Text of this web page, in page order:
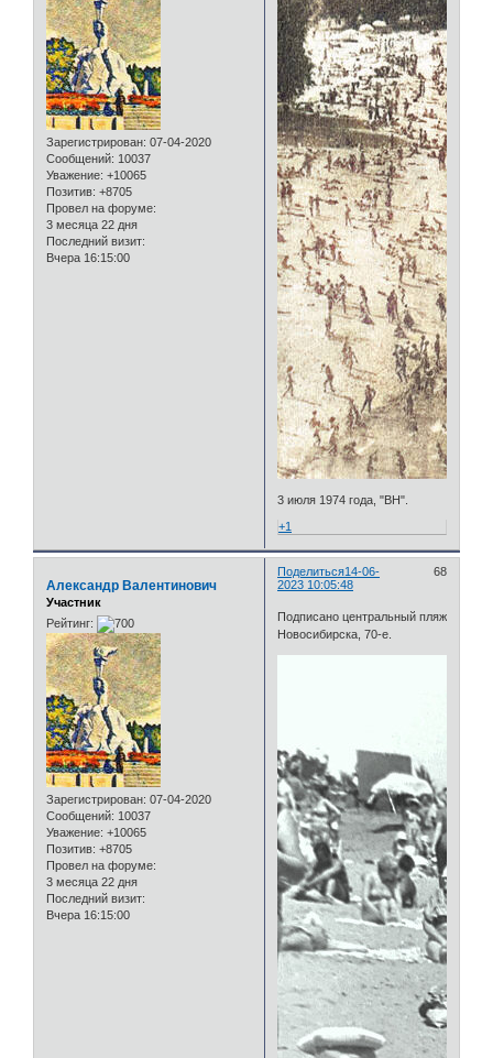
Зарегистрирован: 07-04-2020
Сообщений: 10037
Уважение: +10065
Позитив: +8705
Провел на форуме:
3 месяца 22 дня
Последний визит:
Вчера 16:15:00
3 июля 1974 года, "ВН".
+1
Поделиться 68
14-06-
2023 10:05:48
Александр Валентинович
Участник
Рейтинг:
Зарегистрирован: 07-04-2020
Сообщений: 10037
Уважение: +10065
Позитив: +8705
Провел на форуме:
3 месяца 22 дня
Последний визит:
Вчера 16:15:00
Подписано центральный пляж
Новосибирска, 70-е.